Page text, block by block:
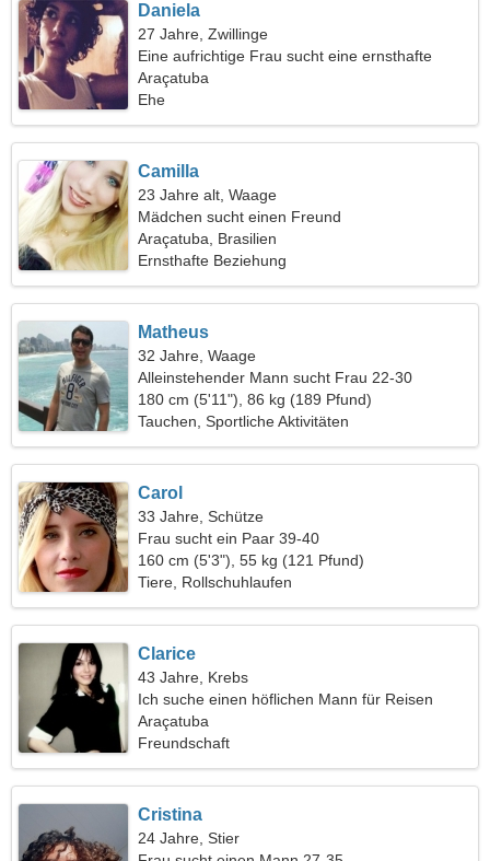
Daniela
27 Jahre, Zwillinge
Eine aufrichtige Frau sucht eine ernsthafte
Beziehung
Araçatuba
Ehe
Camilla
23 Jahre alt, Waage
Mädchen sucht einen Freund
Araçatuba, Brasilien
Ernsthafte Beziehung
Matheus
32 Jahre, Waage
Alleinstehender Mann sucht Frau 22-30
180 cm (5'11"), 86 kg (189 Pfund)
Tauchen, Sportliche Aktivitäten
Carol
33 Jahre, Schütze
Frau sucht ein Paar 39-40
160 cm (5'3"), 55 kg (121 Pfund)
Tiere, Rollschuhlaufen
Clarice
43 Jahre, Krebs
Ich suche einen höflichen Mann für Reisen
Araçatuba
Freundschaft
Cristina
24 Jahre, Stier